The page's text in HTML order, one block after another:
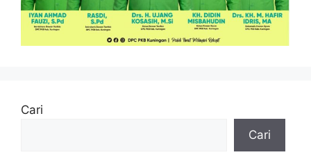
Cari
Cari